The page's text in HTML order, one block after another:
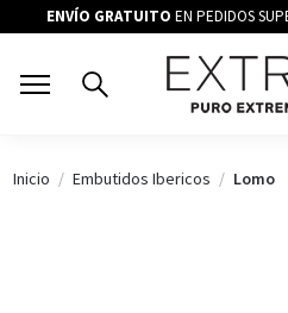
ENVÍO GRATUITO EN PEDIDOS
Inicio Embutidos Ibericos Lomo